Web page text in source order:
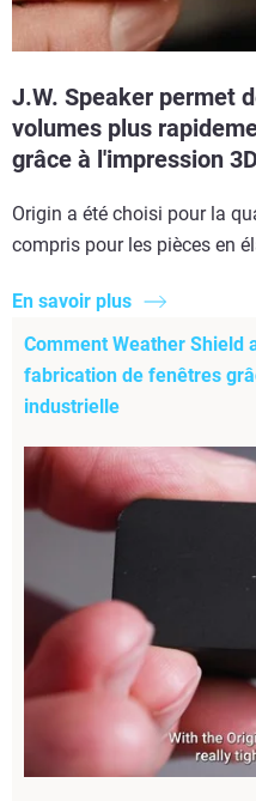
J.W. Speaker permet
volumes plus
grâce à l'impression
Origin a été choisi pour la
compris pour les pièces en
En savoir plus
Comment Weather Shield
fabrication de fenêtres
industrielle